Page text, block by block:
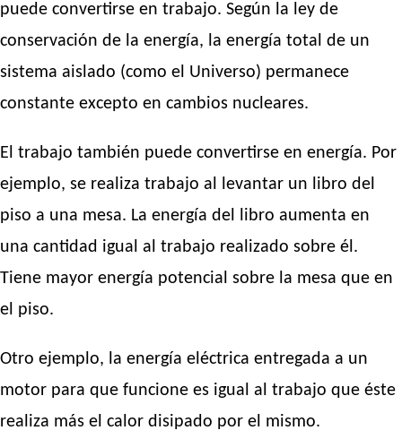
puede convertirse en trabajo. Según la ley de
conservación de la energía, la energía total de un
sistema aislado (como el Universo) permanece
constante excepto en cambios nucleares.
El trabajo también puede convertirse en energía. Por
ejemplo, se realiza trabajo al levantar un libro del
piso a una mesa. La energía del libro aumenta en
una cantidad igual al trabajo realizado sobre él.
Tiene mayor energía potencial sobre la mesa que en
el piso.
Otro ejemplo, la energía eléctrica entregada a un
motor para que funcione es igual al trabajo que éste
realiza más el calor disipado por el mismo.